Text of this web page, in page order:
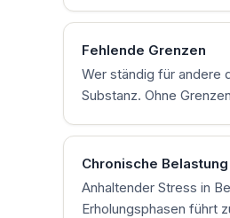
Fehlende Grenzen
Wer ständig für andere
Substanz. Ohne
Chronische Belastung
Anhaltender Stress in
Erholungsphasen führt